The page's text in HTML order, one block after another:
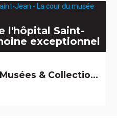
l'hôpital Saint-
exceptionnel
& Collections